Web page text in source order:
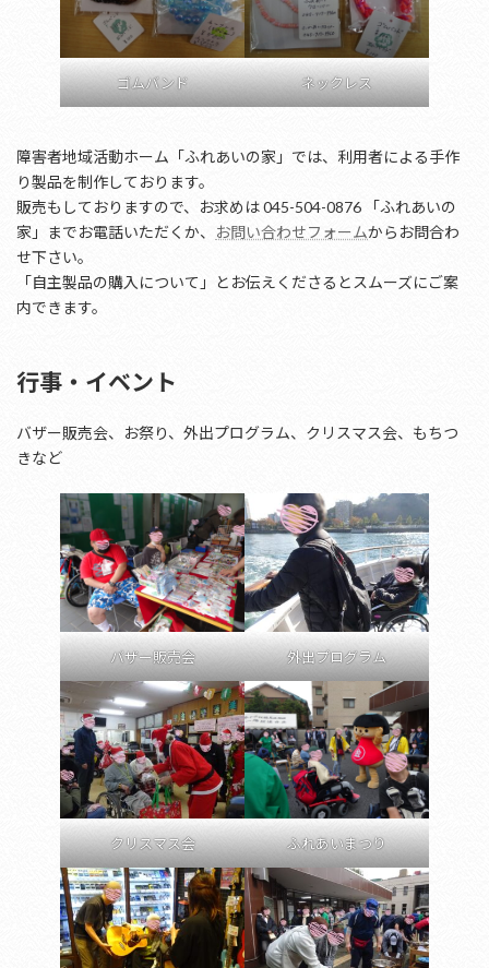
ゴムバンド ネックレス
障害者地域活動ホーム「ふれあいの家」では、利用者による手作
り製品を制作しております。
販売もしておりますので、お求めは 045-504-0876 「ふれあいの
家」までお電話いただくか、
お問い合わせフォームからお問合わ
せ下さい。
「自主製品の購入について」とお伝えくださるとスムーズにご案
内できます。
行事・イベント
バザー販売会、お祭り、外出プログラム、クリスマス会、もちつ
きなど
バザー販売会 外出プログラム
クリスマス会 ふれあいまつり